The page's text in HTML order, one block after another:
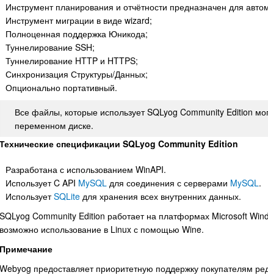
Инструмент планирования и отчётности предназначен для
Инструмент миграции в виде wizard;
Полноценная поддержка Юникода;
Туннелирование SSH;
Туннелирование HTTP и HTTPS;
Синхронизация Структуры/Данных;
Опционально портативный.
Все файлы, которые использует SQLyog Community Edition
переменном диске.
Технические спецификации SQLyog Community Edition
Разработана с использованием WinAPI.
Использует C API MySQL для соединения с серверами MySQL.
ИспользуетSQLite для хранения всех внутренних данных.
SQLyog Community Edition работает на платформах Microsoft
возможно использование в Linux с помощью Wine.
Примечание
Webyog предоставляет приоритетную поддержку покупателям